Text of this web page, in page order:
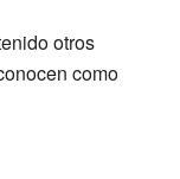
otros
como